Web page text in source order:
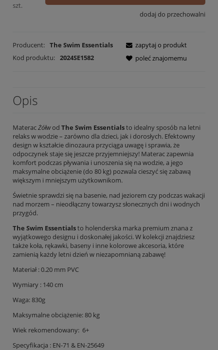
szt.
dodaj do przechowalni
Producent: The Swim Essentials
Kod produktu: 2024SE1582
zapytaj o produkt
poleć znajomemu
Opis
MateracŻółwod The Swim Essentialsto idealny sposób na letni
relaks w wodzie – zarówno dla dzieci, jak i dorosłych. Efektowny
design w kształcie dinozaura przyciąga uwagę i sprawia, że
odpoczynek staje się jeszcze przyjemniejszy! Materac zapewnia
komfort podczas pływania i unoszenia się na wodzie, a jego
maksymalne obciążenie (do 80 kg) pozwala cieszyć się zabawą
większym i mniejszym użytkownikom.
Świetnie sprawdzi się na basenie, nad jeziorem czy podczas wakacji
nad morzem – nieodłączny towarzysz słonecznych dni i wodnych
przygód.
The Swim Essentialsto holenderska marka premium znana z
wyjątkowego designu i doskonałej jakości. W kolekcji znajdziesz
także koła, rękawki, baseny i inne kolorowe akcesoria, które
zamienią każdy letni dzień w niezapomnianą zabawę!
Materiał : 0.20 mm PVC
Wymiary : 140 cm
Waga: 830g
Maksymalne obciążenie: 80 kg
Wiek rekomendowany: 6+
Specyfikacja : EN-71 & EN-25649